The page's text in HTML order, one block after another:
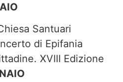
Santuari
di Epifania
XVIII Edizione